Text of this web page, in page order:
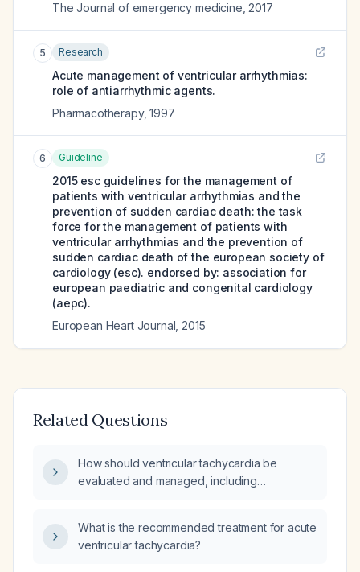
The Journal of emergency medicine 2017
5 Research
Acute management of ventricular arrhythmias:
role of antiarrhythmic agents.
Pharmacotherapy,1997
6 Guideline
2015 esc guidelines for the management of
patients with ventricular arrhythmias and the
prevention of sudden cardiac death: the task
force for the management of patients with
ventricular arrhythmias and the prevention of
sudden cardiac death of the european society of
cardiology (esc). endorsed by: association for
european paediatric and congenital cardiology
(aepc).
European Heart Journal 2015
Related Questions
How should ventricular tachycardia be
evaluated and managed, including
interventions?
What is the recommended treatment for acute
ventricular tachycardia?